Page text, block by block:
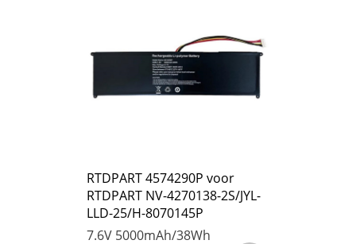
RTDPART 4574290P voor
RTDPART NV-4270138-2S/JYL-
LLD-25/H-8070145P
7.6V 5000mAh/38Wh